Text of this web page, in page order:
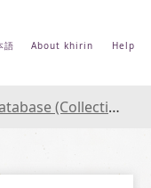
語 About khirin Help
National Museum of Japanese History)